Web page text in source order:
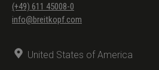
(+49) 611 45008-0
info@breitkopf.com
United States of America